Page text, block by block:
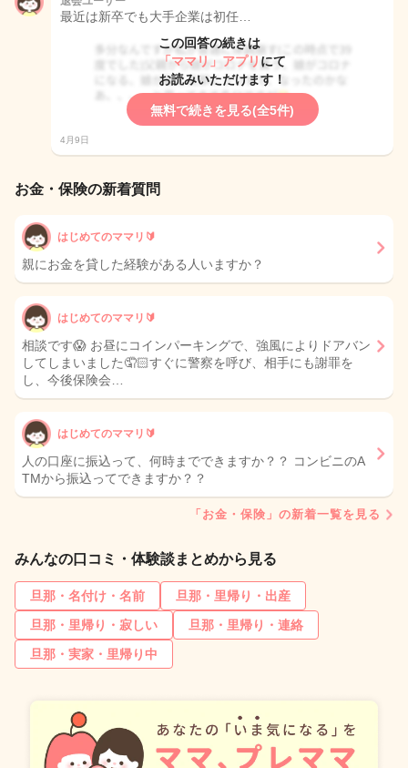
最近は新卒でも大手企業は初任…
この回答の続きは
「ママリ」アプリ にて
お読みいただけます！
無料で続きを見る(全5件)
4月9日
お金・保険の新着質問
はじめてのママリ🔰
親にお金を貸した経験がある人いますか？
はじめてのママリ🔰
相談です😱 お昼にコインパーキングで、強風によりドアバン
してしまいました🤦🏻すぐに警察を呼び、相手にも謝罪を
し、今後保険会…
はじめてのママリ🔰
人の口座に振込って、何時までできますか？？ コンビニのA
TMから振込ってできますか？？
「お金・保険」の新着一覧を見る
みんなの口コミ・体験談まとめから見る
旦那・名付け・名前
旦那・里帰り・出産
旦那・里帰り・寂しい
旦那・里帰り・連絡
旦那・実家・里帰り中